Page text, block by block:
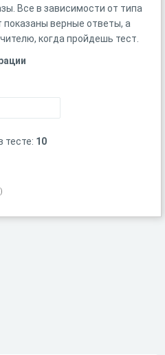
Все в зависимости от типа
показаны верные ответы, а
когда пройдешь тест.
тесте: 10